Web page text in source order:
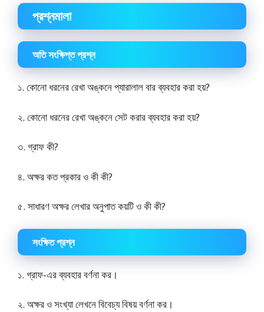
প্রশ্নমালা
অতি সংক্ষিপ্ত প্রশ্ন
১. কোনো ধরনের রেখা অঙ্কনে প্যারালাল বার ব্যবহার করা হয়?
২. কোনো ধরনের রেখা অঙ্কনে সেট করার ব্যবহার করা হয়?
৩. গ্রাফ কী?
৪. অক্ষর কত প্রকার ও কী কী?
৫. সাধারণ অক্ষর লেখার অনুপাত কয়টি ও কী কী?
সংক্ষিত প্রশ্ন
১. গ্রাফ-এর ব্যবহার বর্ণনা কর।
২. অক্ষর ও সংখ্যা লেখনে বিবেচ্য বিষয় বর্ণনা কর।